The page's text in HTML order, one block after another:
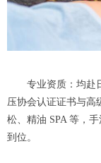
专业资质：均赴日
压协会认证证书与高
松、精油 SPA 等，
到位。